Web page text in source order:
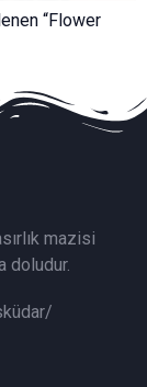
“Flower
mazisi
doludur.